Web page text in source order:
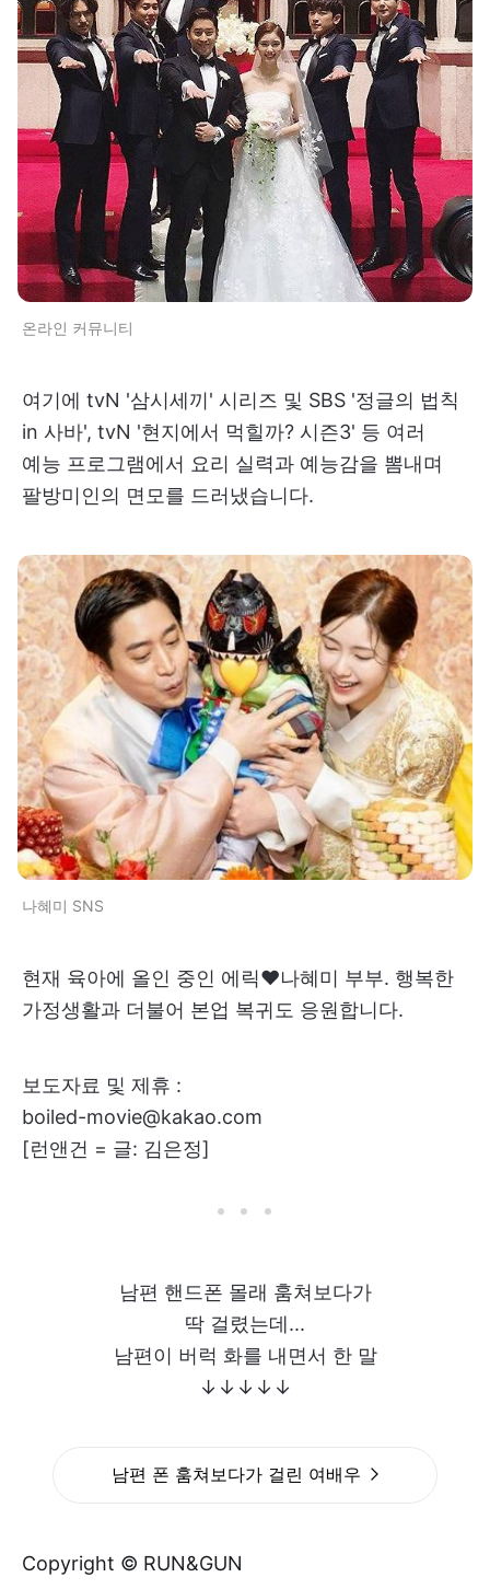
온라인 커뮤니티
여기에 tvN '삼시세끼' 시리즈 및 SBS '정글의 법칙
in 사바', tvN '현지에서 먹힐까? 시즌3' 등 여러
예능 프로그램에서 요리 실력과 예능감을 뽐내며
팔방미인의 면모를 드러냈습니다.
나혜미 SNS
현재 육아에 올인 중인 에릭♥나혜미 부부. 행복한
가정생활과 더불어 본업 복귀도 응원합니다.
보도자료 및 제휴 :
boiled-movie@kakao.com
[런앤건 = 글: 김은정]
남편 핸드폰 몰래 훔쳐보다가
딱 걸렸는데...
남편이 버럭 화를 내면서 한 말
↓↓↓↓↓
남편 폰 훔쳐보다가 걸린 여배우
Copyright © RUN&GUN